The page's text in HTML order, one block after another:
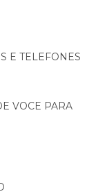
E TELEFONES
VOCE PARA